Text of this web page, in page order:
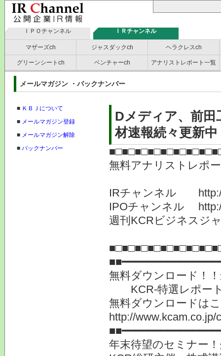
ＩＰＯチャンネル ＩＲチャンネル
マザーズch ジャスダックch ヘラクレスch
グリーンシートch ベンチャーch アナリストレポート一覧
メールマガジン ・バックナンバー
■ ＫＢＪについて
■ メールマガジン登録
■ メールマガジン解除
■ バックナンバー
Dメディア、前田
材速報続々更新
無料アナリストレポ
IRチャンネル http://
IPOチャンネル
週刊KCRビジネスジ
無料ダウンロード！
KCR-特選レポー
無料ダウンロードは
http://www.kcam.co.jp/
年末待望のセミナー